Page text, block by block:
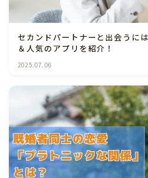
セカンドパートナーと出会うに
＆人気のアプリを紹介！
2025.07.06